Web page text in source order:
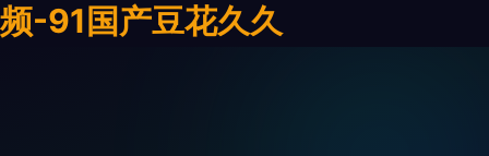
频-91国产豆花久久